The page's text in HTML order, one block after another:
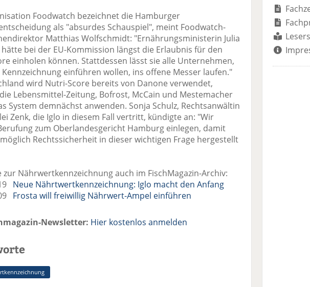
Foodwatch bezeichnet die Hamburger
als "absurdes Schauspiel", meint Foodwatch-
Matthias Wolfschmidt: "Ernährungsministerin Julia
bei der EU-Kommission längst die Erlaubnis für den
einholen können. Stattdessen lässt sie alle Unternehmen,
Kennzeichnung einführen wollen, ins offene Messer laufen."
wird Nutri-Score bereits von Danone verwendet,
Lebensmittel-Zeitung, Bofrost, McCain und Mestemacher
System demnächst anwenden. Sonja Schulz, Rechtsanwältin
Zenk, die Iglo in diesem Fall vertritt, kündigte an: "Wir
zum Oberlandesgericht Hamburg einlegen, damit
Rechtssicherheit in dieser wichtigen Frage hergestellt
zur Nährwertkennzeichnung auch im FischMagazin-Archiv:
Neue Nährtwertkennzeichnung: Iglo macht den Anfang
Frosta will freiwillig Nährwert-Ampel einführen
Newsletter: Hier kostenlos anmelden